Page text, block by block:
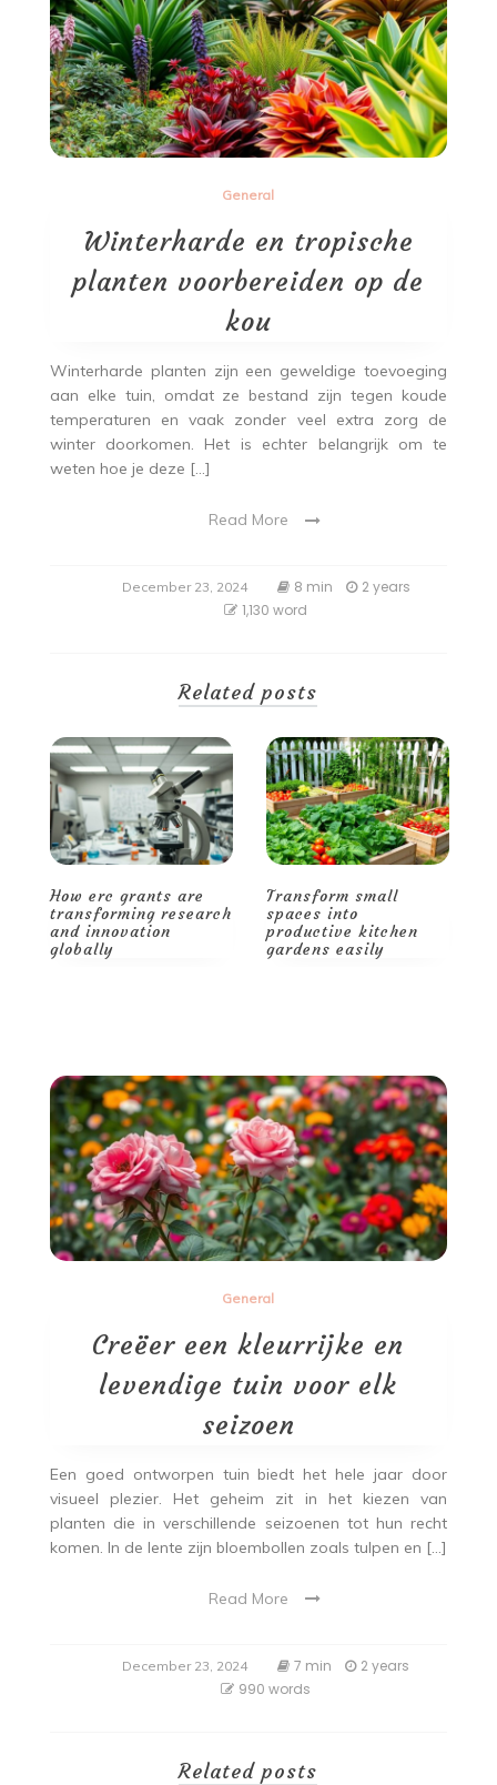
General
Winterharde en tropische
planten voorbereiden op de
kou
Winterharde planten zijn een geweldige toevoeging
aan elke tuin, omdat ze bestand zijn tegen koude
temperaturen en vaak zonder veel extra zorg de
winter doorkomen. Het is echter belangrijk om te
weten hoe je deze […]
Read More
December 23, 2024 8 min
2 years
1,130 word
Related posts
Transform small
spaces into
productive kitchen
gardens easily
Smart storage and
decor tips for a
spacious, stylish
home
General
Creëer een kleurrijke en
levendige tuin voor elk
seizoen
Een goed ontworpen tuin biedt het hele jaar door
visueel plezier. Het geheim zit in het kiezen van
planten die in verschillende seizoenen tot hun recht
komen. In de lente zijn bloembollen zoals tulpen en […]
Read More
December 23, 2024 7 min
2 years
990 words
Related posts